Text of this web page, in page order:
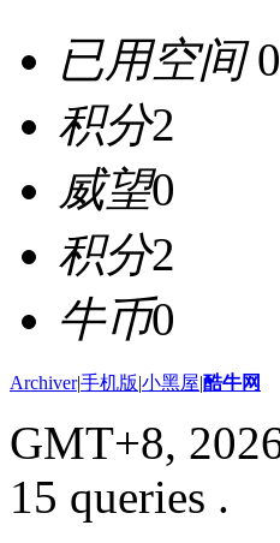
已用空间
积分2
威望0
积分2
牛币0
Archiver|手机版|小黑屋|酷牛网
GMT+8,
15 queries .